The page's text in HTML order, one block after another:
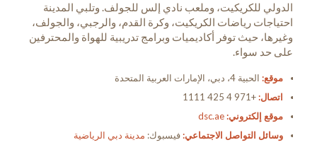
الدولي للكريكيت، وملعب نادي إلس للجولف. وتلبي المدينة
احتياجات رياضات الكريكيت، وكرة القدم، والرجبي، والجولف،
وغيرها، حيث توفر أكاديميات وبرامج تدريبية للهواة والمحترفين
على حد سواء.
موقع:الحبية 4، دبي، الإمارات العربية المتحدة
اتصال:+971 4 425 1111
موقع إلكتروني: dsc.ae
وسائل التواصل الاجتماعي:فيسبوك: مدينة دبي الرياضية